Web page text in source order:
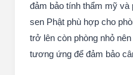
đảm bảo tính thẩm mỹ và
sen Phật phù hợp cho
trở lên còn phòng nhỏ
tương ứng để đảm bảo